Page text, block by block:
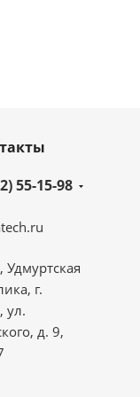
55-15-98
Удмуртская
г.
ул.
д. 9,